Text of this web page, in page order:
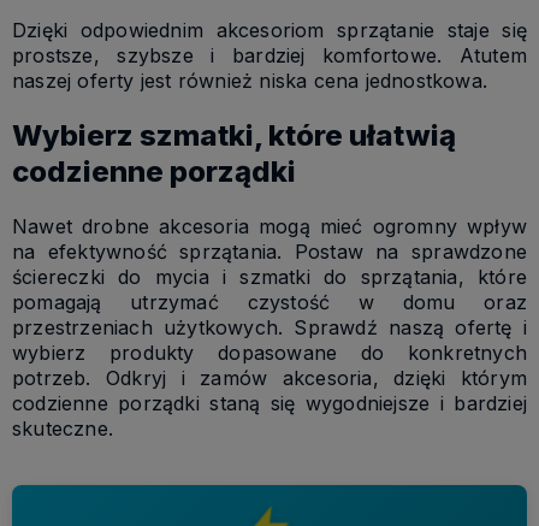
Dzięki odpowiednim akcesoriom sprzątanie staje się
prostsze, szybsze i bardziej komfortowe. Atutem
naszej oferty jest również niska cena jednostkowa.
Wybierz szmatki, które ułatwią
codzienne porządki
Nawet drobne akcesoria mogą mieć ogromny wpływ
na efektywność sprzątania. Postaw na sprawdzone
ściereczki do mycia i szmatki do sprzątania, które
pomagają utrzymać czystość w domu oraz
przestrzeniach użytkowych. Sprawdź naszą ofertę i
wybierz produkty dopasowane do konkretnych
potrzeb. Odkryj i zamów akcesoria, dzięki którym
codzienne porządki staną się wygodniejsze i bardziej
skuteczne.